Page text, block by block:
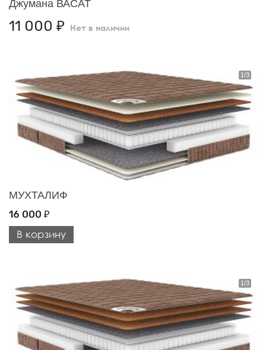
Джумана ВАСАТ
11 000 ₽ Нет в наличии
МУХТАЛИФ
16 000 ₽
В корзину